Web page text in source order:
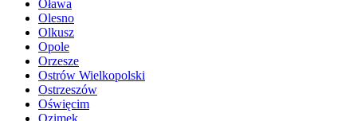
Oława
Olesno
Olkusz
Opole
Orzesze
Ostrów Wielkopolski
Ostrzeszów
Oświęcim
Ozimek